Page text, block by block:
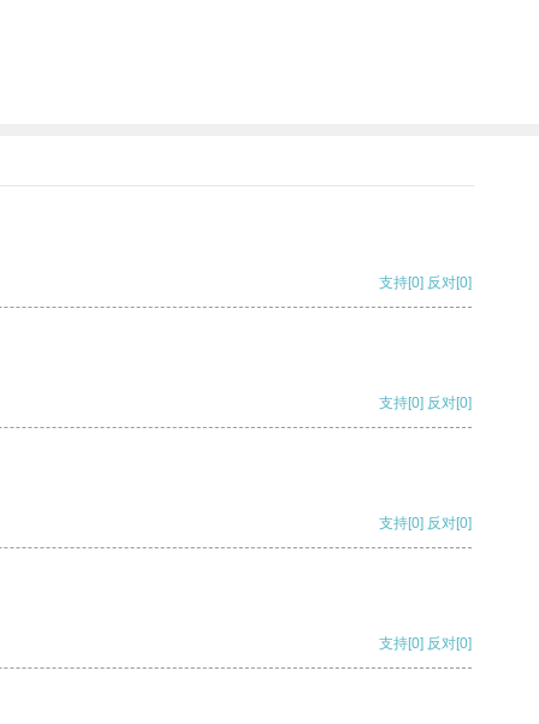
支持[0] 反对[0]
支持[0] 反对[0]
支持[0] 反对[0]
支持[0] 反对[0]